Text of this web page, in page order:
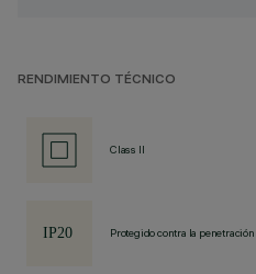
RENDIMIENTO TÉCNICO
Class II
Protegido contra la